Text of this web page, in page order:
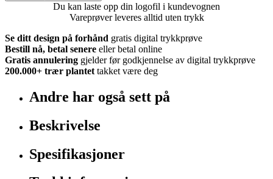
Du kan laste opp din logofil i kundevognen
Vareprøver leveres alltid uten trykk
Se ditt design på forhånd gratis digital trykkprøve
Bestill nå, betal senere eller betal online
Gratis annulering gjelder før godkjennelse av digital trykkprøve
200.000+ trær plantet takket være deg
Andre har også sett på
Beskrivelse
Spesifikasjoner